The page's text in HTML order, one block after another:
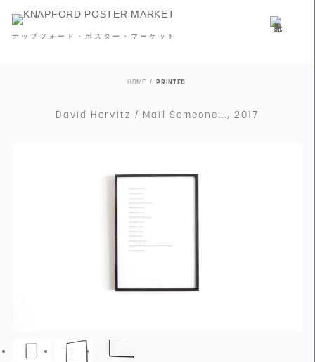
ナップフォード・ポスター・マーケット
HOME PRINTED
David Horvitz / Mail Someone..., 2017